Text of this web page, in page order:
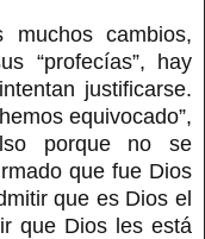
cambios,
“profecías”, hay
justificarse.
equivocado”,
porque no se
que fue Dios
que es Dios el
que Dios les está